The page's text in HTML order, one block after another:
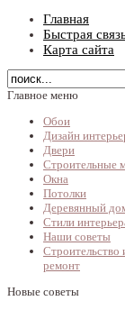
Главная
Быстрая
Карта сайта
Главное меню
Обои
Дизайн
Двери
Строительные
Окна
Потолки
Деревянный
Стили
Наши советы
Строительство
ремонт
Новые советы